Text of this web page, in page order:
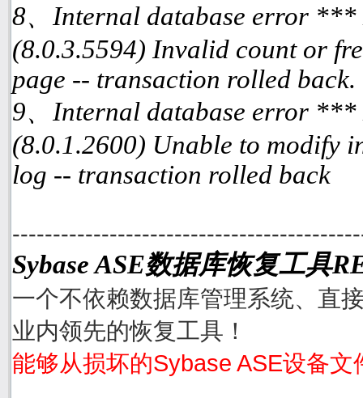
8、Internal database error ***
(8.0.3.5594) Invalid count or
page -- transaction rolled back.
9、Internal database error
(8.0.1.2600) Unable to modify
log -- transaction rolled back
Sybase ASE数据库恢复工具
一个不依赖数据库管理系统、直
业内领先的恢复工具！
能够从损坏的Sybase ASE设备